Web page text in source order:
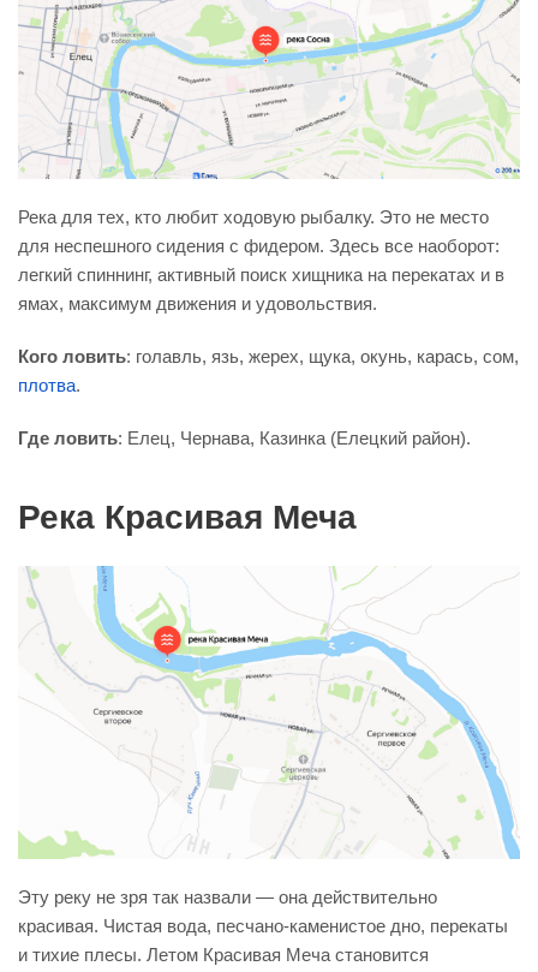
Река для тех, кто любит ходовую рыбалку. Это не место
для неспешного сидения с фидером. Здесь все наоборот:
легкий спиннинг, активный поиск хищника на перекатах и в
ямах, максимум движения и удовольствия.
Кого ловить: голавль, язь, жерех, щука, окунь, карась, сом,
плотва.
Где ловить: Елец, Чернава, Казинка (Елецкий район).
Река Красивая Меча
Эту реку не зря так назвали — она действительно
красивая. Чистая вода, песчано-каменистое дно, перекаты
и тихие плесы. Летом Красивая Меча становится